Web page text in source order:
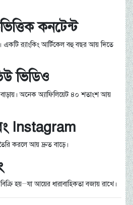
কনটেন্ট
একটি র‍্যাংকিং আর্টিকেল বহু বছর আয় দিতে
ভিডিও
বাড়ায়। অনেক অ্যাফিলিয়েট ৪০ শতাংশ আয়
Instagram
তৈরি করলে আয় দ্রুত বাড়ে।
হয়—যা আয়ের ধারাবাহিকতা বজায় রাখে।